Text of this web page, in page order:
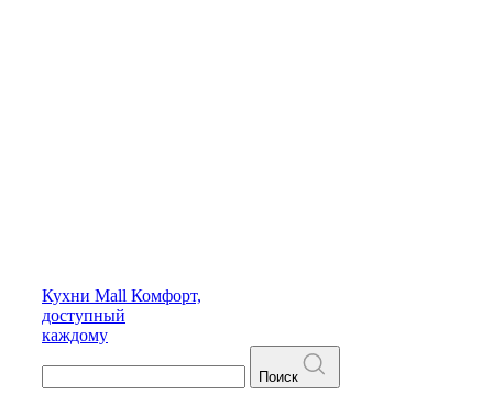
Кухни Mall Комфорт,
доступный
каждому
Поиск